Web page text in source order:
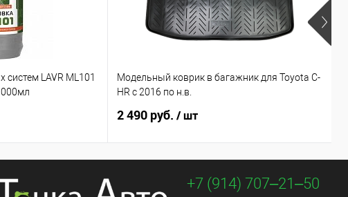
LAVR ML101
Модельный коврик в багажник для Toyota C-
HR с 2016 по н.в.
2 490 руб. / шт
+7 (914) 707‒21‒50